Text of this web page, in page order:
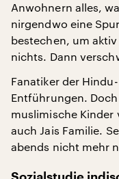
Anwohnern alles,
nirgendwo eine
bestechen, um
nichts. Dann
Fanatiker der
Entführungen.
muslimische Kinder
auch Jais Familie.
abends nicht mehr